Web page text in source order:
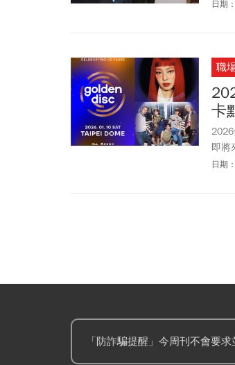
惠指
日期
職
卡
即將
仲基
今
日期
「防詐騙提醒」今周刊不會要